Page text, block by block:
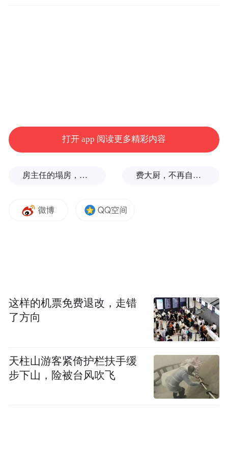
摄影报道 | 河北日报记者 赵永辉
“特别声明：以上作品内容(包括在内的视频、图片或音
频)为凤凰网旗下自媒体平台“大风号”用户上传并发
布，本平台仅提供信息存储空间服务。
Notice: The content above (including the videos,
pictures and audios if any) is uploaded and posted
打开 app 阅读更多精彩内容
房主任的塌房，一场“人设露馅” 费大厨，不再自称大王
这样的机票免费退改，走错
了方向
天柱山游客紧倚护栏扶手缓
步下山，险被台风吹飞